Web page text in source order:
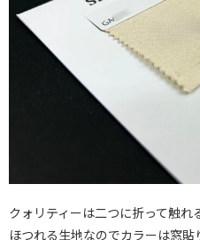
クォリティーは二つに折って触れ
ほつれる生地なのでカラーは窓貼